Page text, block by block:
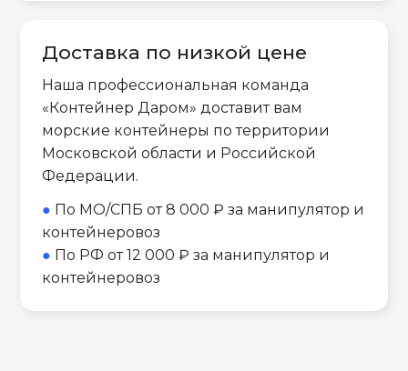
Доставка по низкой цене
Наша профессиональная команда
«Контейнер Даром» доставит вам
морские контейнеры по территории
Московской области и Российской
Федерации.
● По МО/СПБ от 8 000 ₽ за манипулятор и
контейнеровоз
● По РФ от 12 000 ₽ за манипулятор и
контейнеровоз